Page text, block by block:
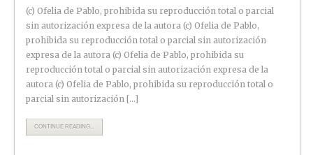
(c) Ofelia de Pablo, prohibida su reproducción total o parcial
sin autorización expresa de la autora (c) Ofelia de Pablo,
prohibida su reproducción total o parcial sin autorización
expresa de la autora (c) Ofelia de Pablo, prohibida su
reproducción total o parcial sin autorización expresa de la
autora (c) Ofelia de Pablo, prohibida su reproducción total o
parcial sin autorización […]
CONTINUE READING...